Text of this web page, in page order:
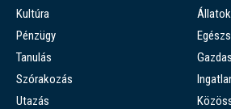
Kultúra
Pénzügy
Tanulás
Szórakozás
Utazás
Állatok